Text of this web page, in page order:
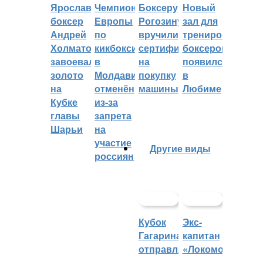
Ярославский
боксер
Андрей
Холматов
завоевал
золото
на
Кубке
главы
Шарьи
Чемпионат
Европы
по
кикбоксингу
в
Молдавии
отменён
из-за
запрета
на
участие
россиян
Боксеру
Рогозину
вручили
сертификат
на
покупку
машины
Новый
зал для
тренировок
боксеров
появился
в
Любиме
Другие виды
Кубок
Гагарина
отправляется
Экс-
капитан
«Локомотива»